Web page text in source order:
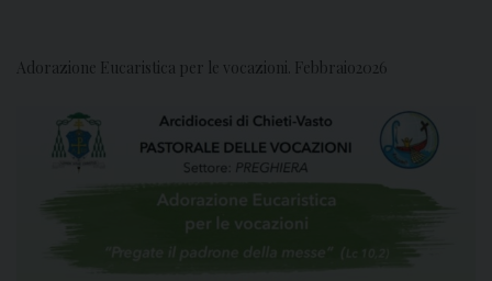
Adorazione Eucaristica per le vocazioni. Febbraio2026